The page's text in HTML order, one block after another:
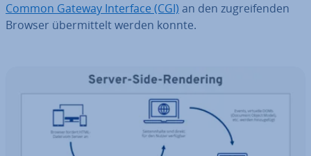
Common Gateway Interface (CGI) an den zu­grei­fen­den
Browser über­mit­telt werden konnte.